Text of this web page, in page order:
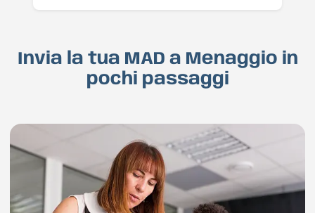
Invia la tua MAD a Menaggio in
pochi passaggi